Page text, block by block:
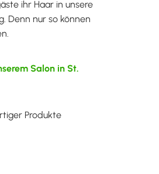
ihr Haar in unsere
Denn nur so können
Salon in St.
Produkte